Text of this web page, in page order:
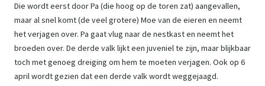
Die wordt eerst door Pa (die hoog op de toren zat) aangevallen,
maar al snel komt (de veel grotere) Moe van de eieren en neemt
het verjagen over. Pa gaat vlug naar de nestkast en neemt het
broeden over. De derde valk lijkt een juveniel te zijn, maar blijkbaar
toch met genoeg dreiging om hem te moeten verjagen. Ook op 6
april wordt gezien dat een derde valk wordt weggejaagd.